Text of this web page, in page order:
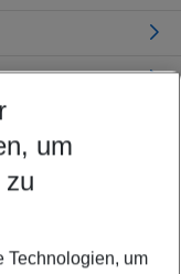
um
zu
Technologien, um